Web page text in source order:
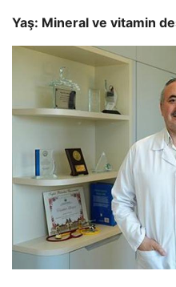
Yaş: Mineral ve vitamin